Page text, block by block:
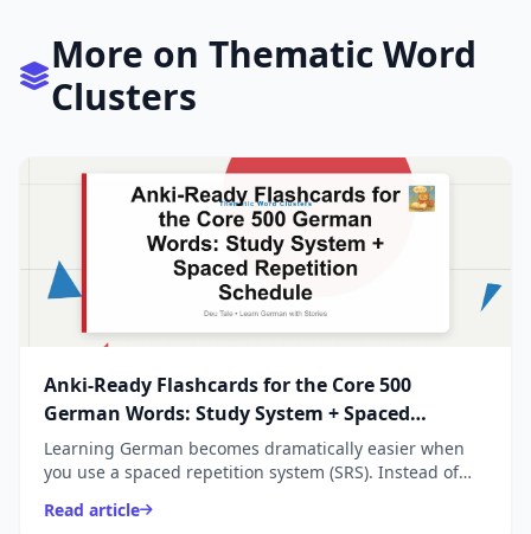
More on Thematic Word
Clusters
Anki-Ready Flashcards for the Core 500
German Words: Study System + Spaced
Repetition Schedule
Learning German becomes dramatically easier when
you use a spaced repetition system (SRS). Instead of
...
Read article